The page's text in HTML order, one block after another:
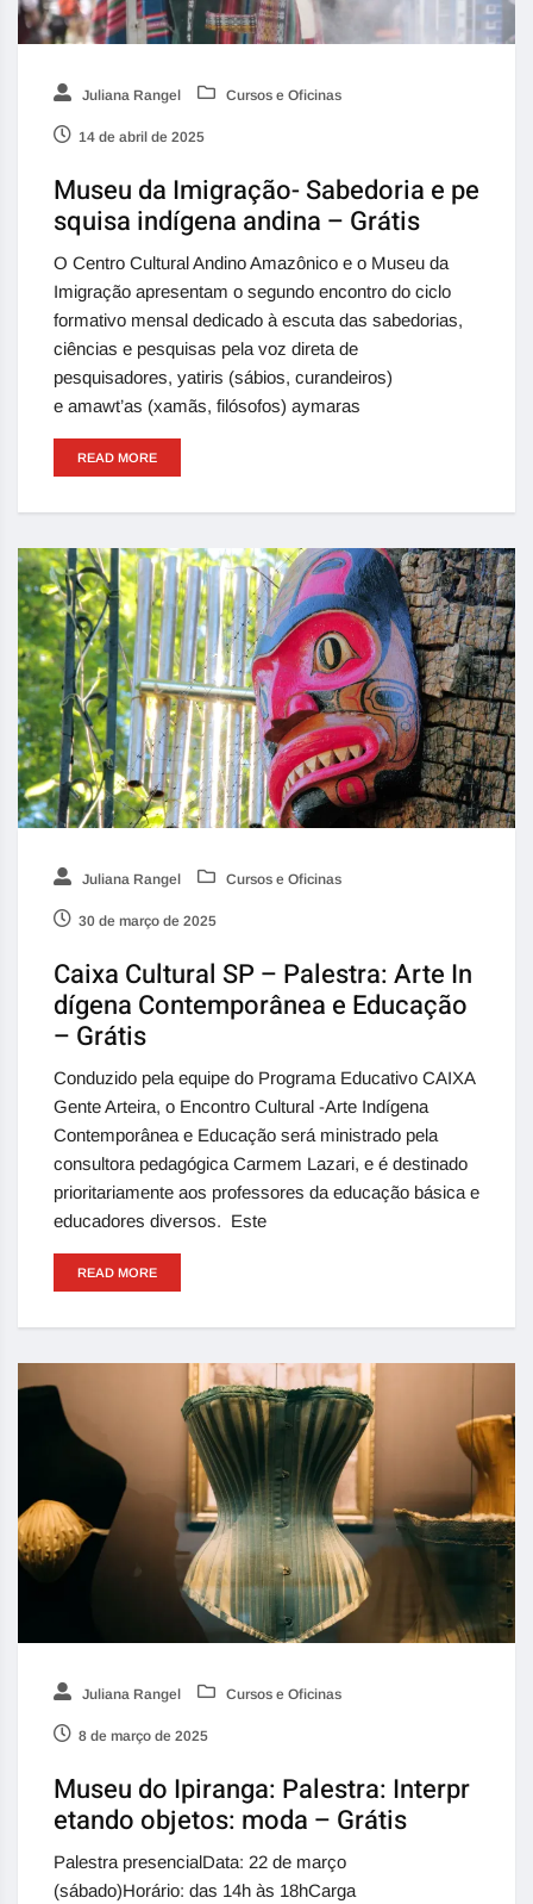
Juliana Rangel Cursos e Oficinas
14 de abril de 2025
Museu da Imigração- Sabedoria e pe
squisa indígena andina – Grátis
O Centro Cultural Andino Amazônico e o Museu da
Imigração apresentam o segundo encontro do ciclo
formativo mensal dedicado à escuta das sabedorias,
ciências e pesquisas pela voz direta de
pesquisadores, yatiris (sábios, curandeiros)
e amawt’as (xamãs, filósofos) aymaras
READ MORE
Juliana Rangel Cursos e Oficinas
30 de março de 2025
Caixa Cultural SP – Palestra: Arte In
dígena Contemporânea e Educação
– Grátis
Conduzido pela equipe do Programa Educativo CAIXA
Gente Arteira, o Encontro Cultural -Arte Indígena
Contemporânea e Educação será ministrado pela
consultora pedagógica Carmem Lazari, e é destinado
prioritariamente aos professores da educação básica e
educadores diversos. Este
READ MORE
Juliana Rangel Cursos e Oficinas
8 de março de 2025
Museu do Ipiranga: Palestra: Interpr
etando objetos: moda – Grátis
Palestra presencialData: 22 de março
(sábado)Horário: das 14h às 18hCarga